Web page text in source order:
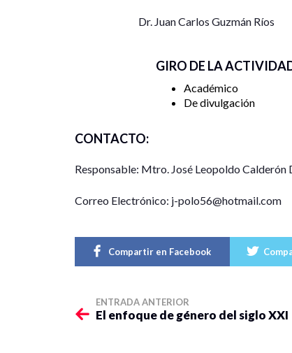
Dr. Juan Carlos Guzmán Ríos
GIRO DE LA
Académico
De divulgación
CONTACTO:
Responsable: Mtro. José Leopoldo Calderón
Correo Electrónico: j-polo56@hotmail.com
Compartir en Facebook
ENTRADA ANTERIOR
El enfoque de género del siglo XXI